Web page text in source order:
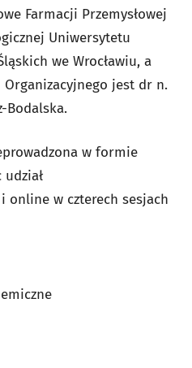
Farmacji Przemysłowej
Uniwersytetu
we Wrocławiu, a
jest dr n.
Bodalska.
w formie
online w czterech sesjach